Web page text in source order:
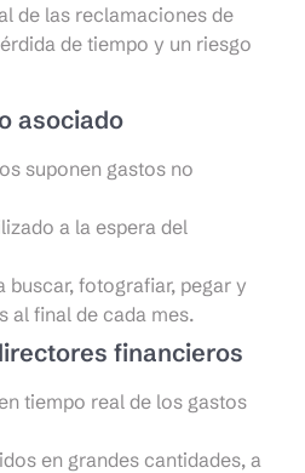
de las reclamaciones de
de tiempo y un riesgo
asociado
suponen gastos no
a la espera del
buscar, fotografiar, pegar y
al final de cada mes.
financieros
tiempo real de los gastos
en grandes cantidades, a